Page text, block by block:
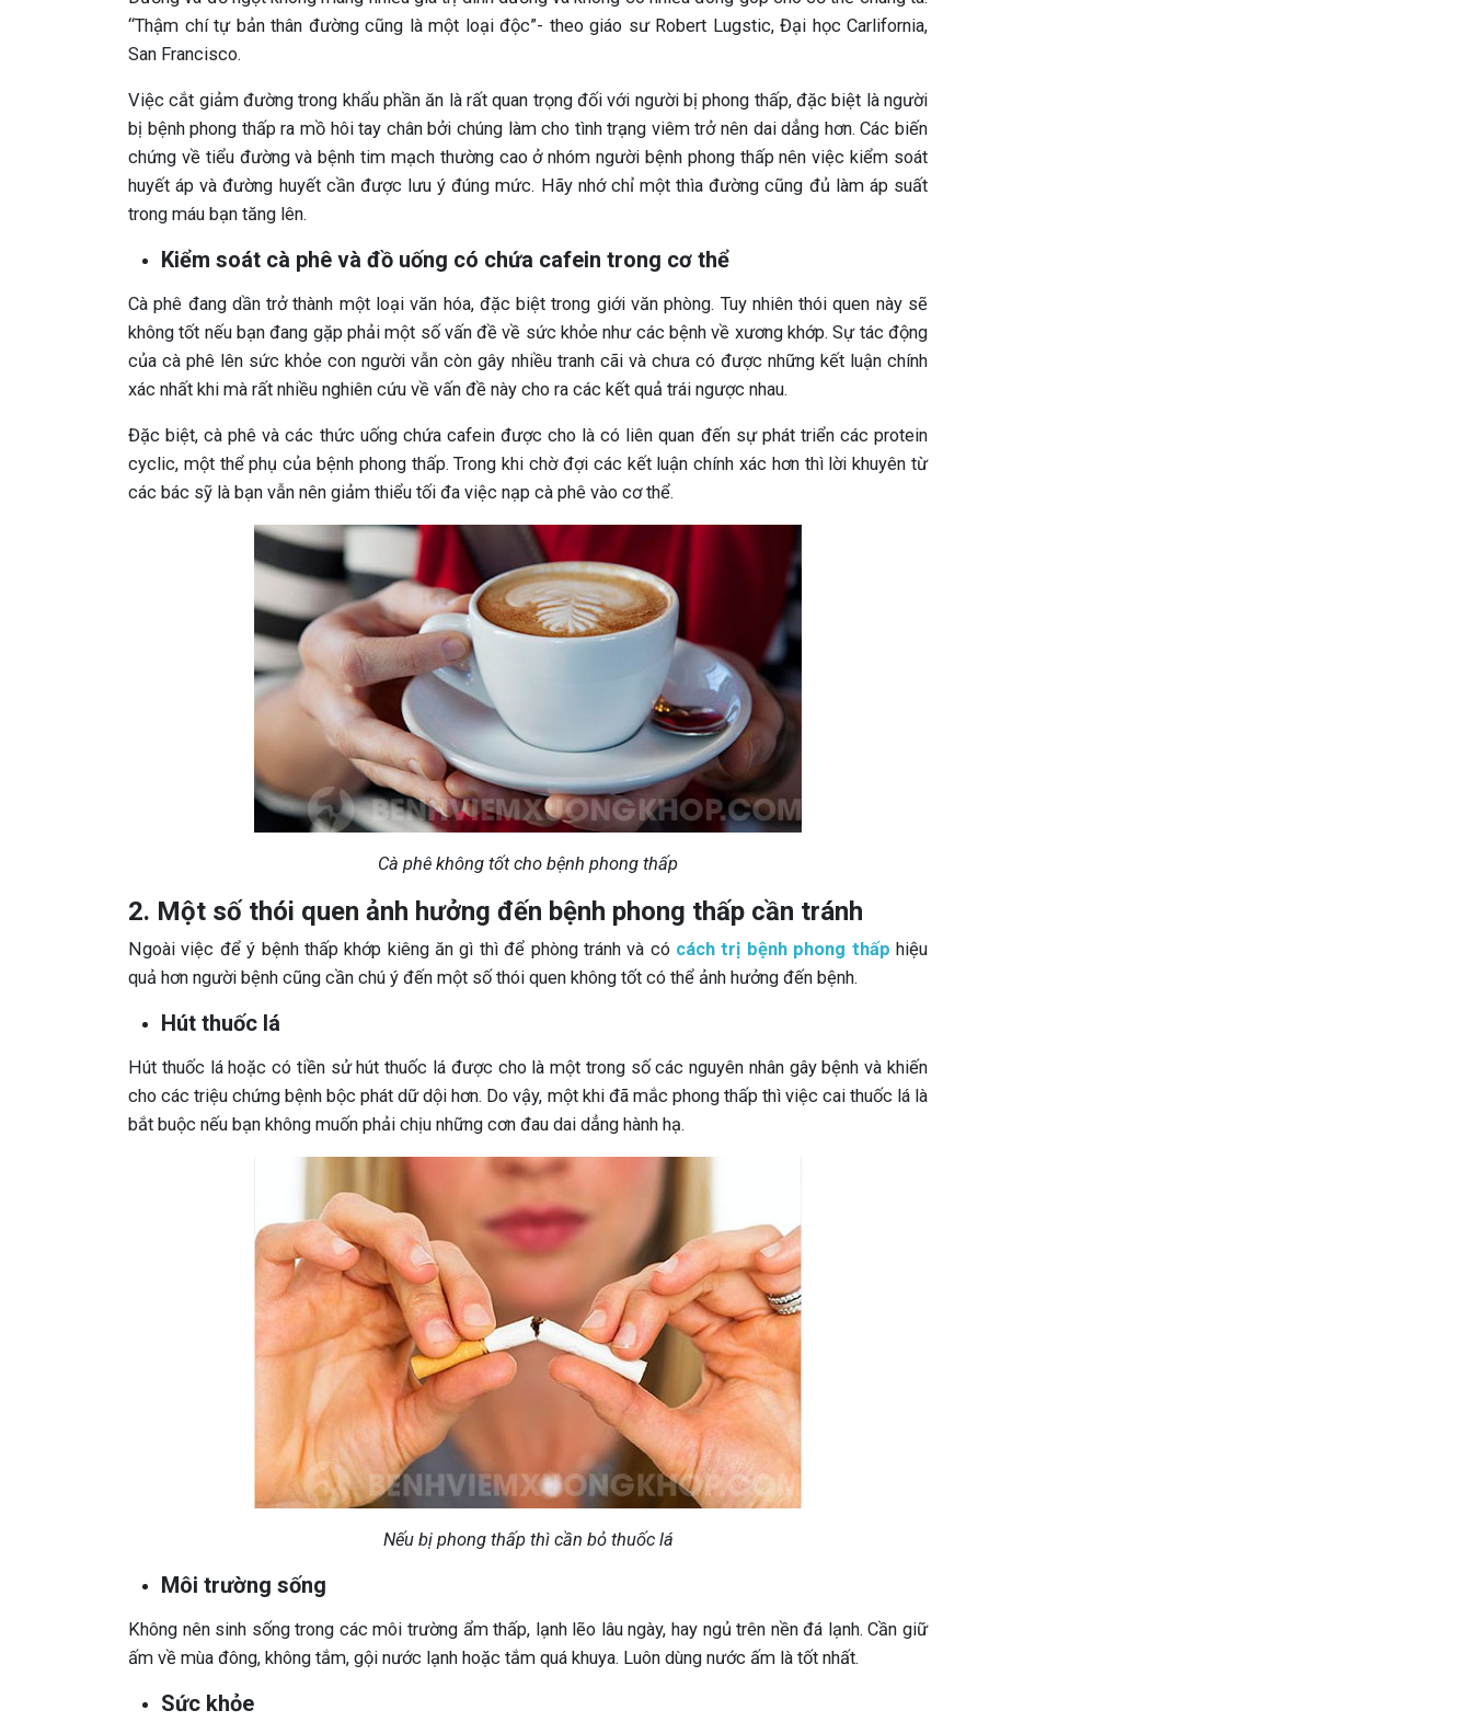
“Thậm chí tự bản thân đường cũng là một loại độc”- theo giáo sư Robert Lugstic, Đại học Carlifornia,
San Francisco.
Việc cắt giảm đường trong khẩu phần ăn là rất quan trọng đối với người bị phong thấp, đặc biệt là người
bị bệnh phong thấp ra mồ hôi tay chân bởi chúng làm cho tình trạng viêm trở nên dai dẳng hơn. Các biến
chứng về tiểu đường và bệnh tim mạch thường cao ở nhóm người bệnh phong thấp nên việc kiểm soát
huyết áp và đường huyết cần được lưu ý đúng mức. Hãy nhớ chỉ một thìa đường cũng đủ làm áp suất
trong máu bạn tăng lên.
Kiểm soát cà phê và đồ uống có chứa cafein trong cơ thể
Cà phê đang dần trở thành một loại văn hóa, đặc biệt trong giới văn phòng. Tuy nhiên thói quen này sẽ
không tốt nếu bạn đang gặp phải một số vấn đề về sức khỏe như các bệnh về xương khớp. Sự tác động
của cà phê lên sức khỏe con người vẫn còn gây nhiều tranh cãi và chưa có được những kết luận chính
xác nhất khi mà rất nhiều nghiên cứu về vấn đề này cho ra các kết quả trái ngược nhau.
Đặc biệt, cà phê và các thức uống chứa cafein được cho là có liên quan đến sự phát triển các protein
cyclic, một thể phụ của bệnh phong thấp. Trong khi chờ đợi các kết luận chính xác hơn thì lời khuyên từ
các bác sỹ là bạn vẫn nên giảm thiểu tối đa việc nạp cà phê vào cơ thể.
Cà phê không tốt cho bệnh phong thấp
2. Một số thói quen ảnh hưởng đến bệnh phong thấp cần tránh
Ngoài việc để ý bệnh thấp khớp kiêng ăn gì thì để phòng tránh và có cách trị bệnh phong thấp hiệu
quả hơn người bệnh cũng cần chú ý đến một số thói quen không tốt có thể ảnh hưởng đến bệnh.
Hút thuốc lá
Hút thuốc lá hoặc có tiền sử hút thuốc lá được cho là một trong số các nguyên nhân gây bệnh và khiến
cho các triệu chứng bệnh bộc phát dữ dội hơn. Do vậy, một khi đã mắc phong thấp thì việc cai thuốc lá là
bắt buộc nếu bạn không muốn phải chịu những cơn đau dai dẳng hành hạ.
Nếu bị phong thấp thì cần bỏ thuốc lá
Môi trường sống
Không nên sinh sống trong các môi trường ẩm thấp, lạnh lẽo lâu ngày, hay ngủ trên nền đá lạnh. Cần giữ
ấm về mùa đông, không tắm, gội nước lạnh hoặc tắm quá khuya. Luôn dùng nước ấm là tốt nhất.
Sức khỏe